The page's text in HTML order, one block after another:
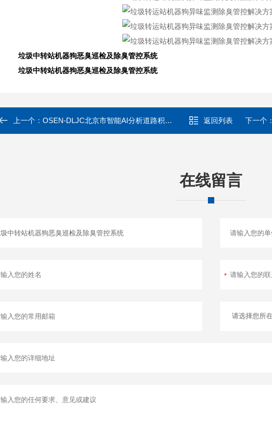
垃圾中转站机器狗恶臭巡检及除臭管控系统
垃圾中转站机器狗恶臭巡检及除臭管控系统
上一个：OSEN-DLJC北京市智能AI分析道路积尘负荷车载监测设备 返回列表 下一个：
在线留言